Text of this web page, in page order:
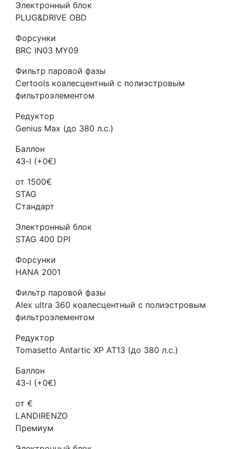
Электронный блок
PLUG&DRIVE OBD
Форсунки
BRC IN03 MY09
Фильтр паровой фазы
Certools коалесцентный с полиэстровым
фильтроэлементом
Редуктор
Genius Max (до 380 л.с.)
Баллон
43-l (+0€)
от 1500€
STAG
Стандарт
Электронный блок
STAG 400 DPI
Форсунки
HANA 2001
Фильтр паровой фазы
Alex ultra 360 коалесцентный с полиэстровым
фильтроэлементом
Редуктор
Tomasetto Antartic XP AT13 (до 380 л.с.)
Баллон
43-l (+0€)
от €
LANDIRENZO
Премиум